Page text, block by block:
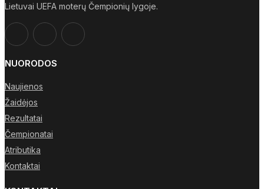
Lietuvai UEFA moterų Čempionių lygoje.
NUORODOS
Naujienos
Žaidėjos
Rezultatai
Čempionatai
Atributika
Kontaktai